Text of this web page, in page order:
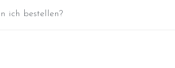
ich bestellen?